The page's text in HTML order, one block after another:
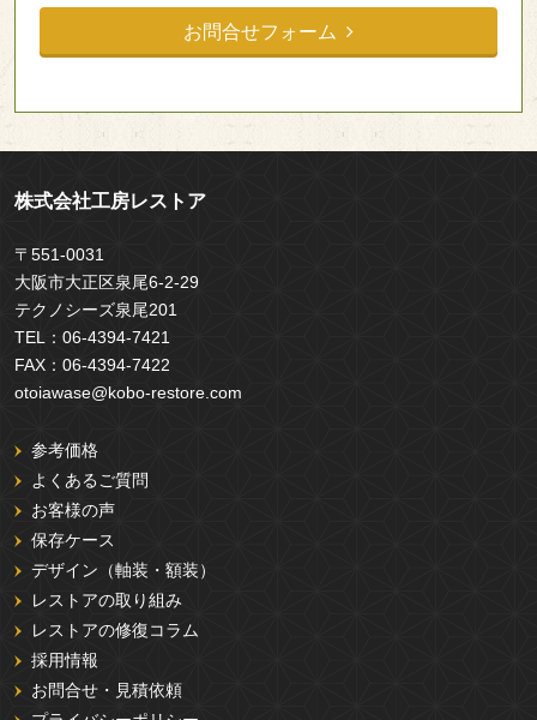
お問合せフォーム
株式会社工房レストア
〒551-0031
大阪市大正区泉尾6-2-29
テクノシーズ泉尾201
TEL： 06-4394-7421
FAX： 06-4394-7422
otoiawase@kobo-restore.com
参考価格
よくあるご質問
お客様の声
保存ケース
デザイン（軸装・額装）
レストアの取り組み
レストアの修復コラム
採用情報
お問合せ・見積依頼